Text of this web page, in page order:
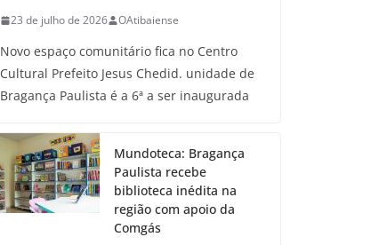
23 de julho de 2026 OAtibaiense
Novo espaço comunitário fica no Centro
Cultural Prefeito Jesus Chedid. unidade de
Bragança Paulista é a 6ª a ser inaugurada
Mundoteca: Bragança
Paulista recebe
biblioteca inédita na
região com apoio da
Comgás